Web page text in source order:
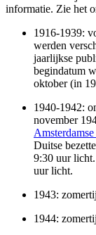
informatie. Zie het
1916-1939:
werden
jaarlijkse
begindatum
oktober (in
1940-1942:
november
Duitse
9:30 uur
uur licht.
1943:
1944: